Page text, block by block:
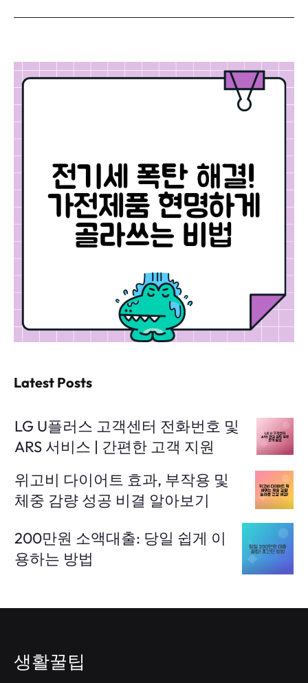
Latest Posts
LG U플러스 고객센터 전화번호 및
ARS 서비스 | 간편한 고객 지원
위고비 다이어트 효과, 부작용 및
체중 감량 성공 비결 알아보기
200만원 소액대출: 당일 쉽게 이
용하는 방법
생활꿀팁